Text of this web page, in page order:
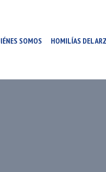
SOMOS HOMILÍAS DEL